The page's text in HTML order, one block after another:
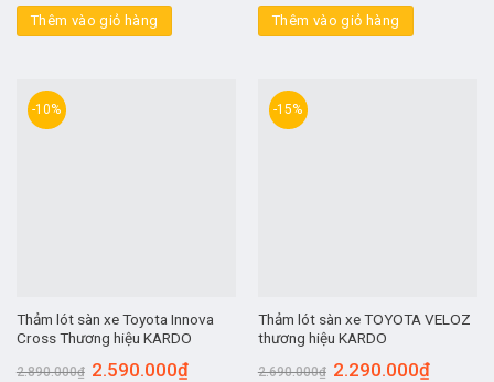
Thêm vào giỏ hàng Thêm vào giỏ hàng
-10%
Thảm lót sàn xe Toyota Innova
Cross Thương hiệu KARDO
2.890.000₫ 2.590.000₫
-15%
Thảm lót sàn xe TOYOTA VELOZ
thương hiệu KARDO
2.690.000₫ 2.290.000₫